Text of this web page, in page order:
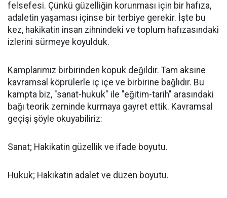
felsefesi. Çünkü güzelliğin korunması için bir hafıza,
adaletin yaşaması içinse bir terbiye gerekir. İşte bu
kez, hakikatin insan zihnindeki ve toplum hafızasındaki
izlerini sürmeye koyulduk.
Kamplarımız birbirinden kopuk değildir. Tam aksine
kavramsal köprülerle iç içe ve birbirine bağlıdır. Bu
kampta biz, "sanat-hukuk" ile "eğitim-tarih" arasındaki
bağı teorik zeminde kurmaya gayret ettik. Kavramsal
geçişi şöyle okuyabiliriz:
Sanat; Hakikatin güzellik ve ifade boyutu.
Hukuk; Hakikatin adalet ve düzen boyutu.